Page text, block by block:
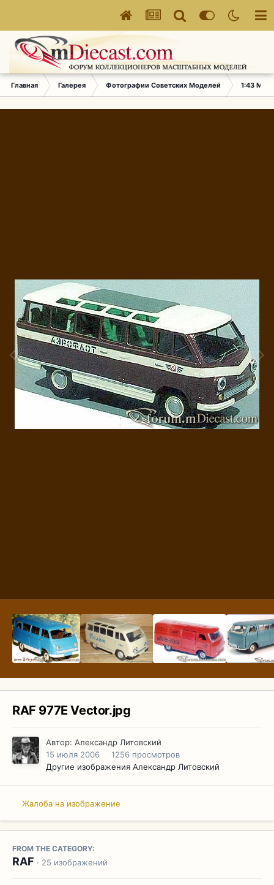
Главная Галерея Фотографии Советских Моделей 1:43
RAF 977E Vector.jpg
Автор: Александр Литовский
15 июля 2006
1256 просмотров
Другие изображения Александр Литовский
Жалоба на изображение
FROM THE CATEGORY:
RAF · 25 изображений